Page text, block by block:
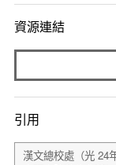
資源連結
引用